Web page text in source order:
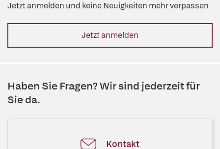
Jetzt anmelden und keine Neuigkeiten mehr verpassen
Jetzt anmelden
Haben Sie Fragen? Wir sind jederzeit für
Sie da.
Kontakt